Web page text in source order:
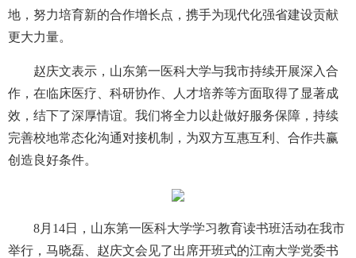
地，努力培育新的合作增长点，携手为现代化强省建设贡献
更大力量。
赵庆文表示，山东第一医科大学与我市持续开展深入合
作，在临床医疗、科研协作、人才培养等方面取得了显著成
效，结下了深厚情谊。我们将全力以赴做好服务保障，持续
完善校地常态化沟通对接机制，为双方互惠互利、合作共赢
创造良好条件。
8月14日，山东第一医科大学学习教育读书班活动在我市
举行，马晓磊、赵庆文会见了出席开班式的江南大学党委书